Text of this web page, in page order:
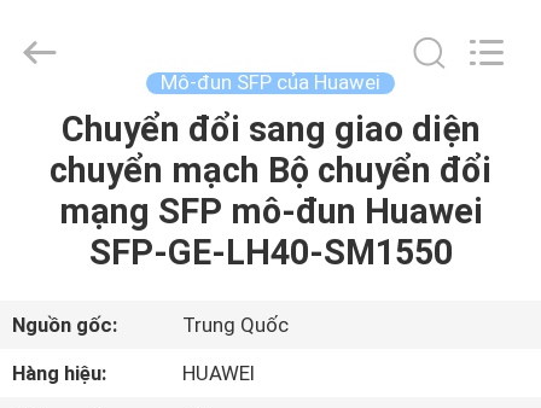
NHÀ
SẢN
PHẨM
VIDEO
LonRise
Equipment
Mô-đun SFP của Huawei
Chuyển đổi sang giao diện
chuyển mạch Bộ chuyển đổi
mạng SFP mô-đun Huawei
SFP-GE-LH40-SM1550
Nguồn gốc:
Trung Quốc
Hàng hiệu:
HUAWEI